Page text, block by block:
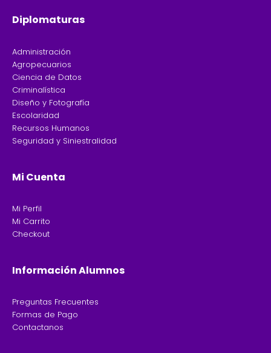
Diplomaturas
Administración
Agropecuarios
Ciencia de Datos
Criminalística
Diseño y Fotografía
Escolaridad
Recursos Humanos
Seguridad y Siniestralidad
Mi Cuenta
Mi Perfil
Mi Carrito
Checkout
Información Alumnos
Preguntas Frecuentes
Formas de Pago
Contactanos